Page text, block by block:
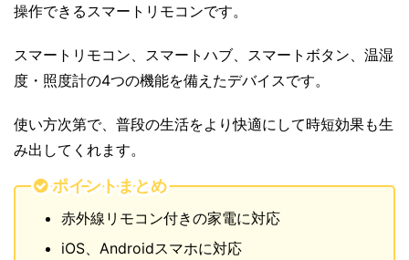
操作できるスマートリモコンです。
スマートリモコン、スマートハブ、スマートボタン、温湿
度・照度計の4つの機能を備えたデバイスです。
使い方次第で、普段の生活をより快適にして時短効果も生
み出してくれます。
ポイントまとめ
赤外線リモコン付きの家電に対応
iOS、Androidスマホに対応